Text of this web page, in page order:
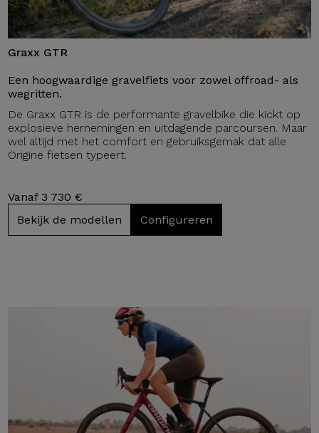
Graxx GTR
Een hoogwaardige gravelfiets voor zowel offroad- als
wegritten.
De Graxx GTR is de performante gravelbike die kickt op
explosieve hernemingen en uitdagende parcoursen. Maar
wel altijd met het comfort en gebruiksgemak dat alle
Origine fietsen typeert.
Vanaf 3 730 €
Bekijk de modellen
Configureren